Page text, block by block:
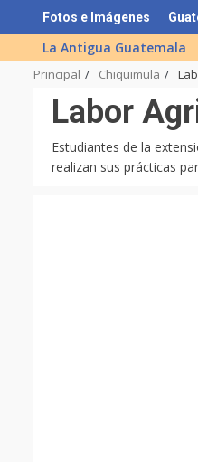
to
content
Fotos e Imágenes
La Antigua Guatemala
Principal Chiquimula
Labor
Estudiantes de la
realizan sus prácticas